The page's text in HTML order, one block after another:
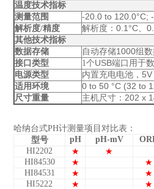
温度技术指标
测量范围
-20.0 to 120.0°C;
解析度/精度 解析度 ：0.1°C、
其他技术指标
数据存储
自动存储1000组
接口类型
1个USB端口用于
电源类型
内置充电电池 ，5V
适用环境
0 to 50 °C (32 to
尺寸重量
主机尺寸 ：202 x
哈纳台式PH计测量项目对比表：
型号
pH pH-mV
HI2202
★ ★
HI84530
★ ★
HI84531
★ ★
HI5222
★ ★